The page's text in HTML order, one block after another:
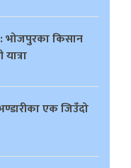
: भोजपुरका किसान
एक जिउँदो